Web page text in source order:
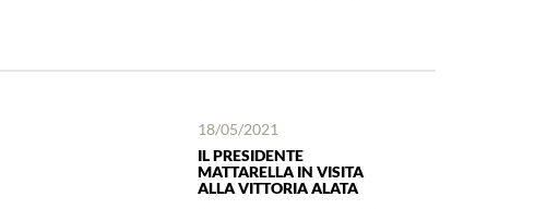
18/05/2021
IL PRESIDENTE
MATTARELLA IN VISITA
ALLA VITTORIA ALATA